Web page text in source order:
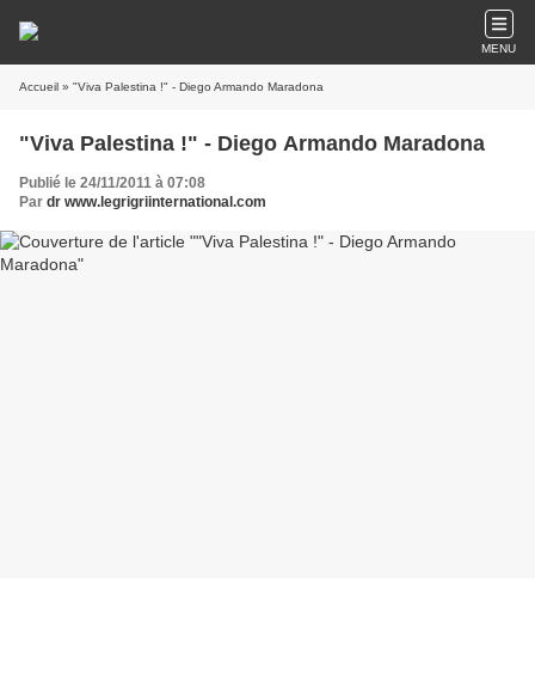
MENU
Accueil » "Viva Palestina !" - Diego Armando Maradona
"Viva Palestina !" - Diego Armando Maradona
Publié le 24/11/2011 à 07:08
Par dr www.legrigriinternational.com